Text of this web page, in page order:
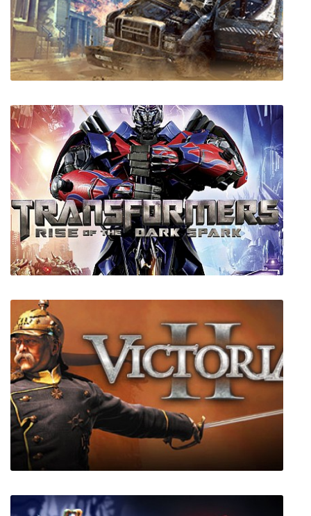
CASE 2: Animatronics Survival
Car Demolition Clicker
Transformers Rise of the Dark Spark